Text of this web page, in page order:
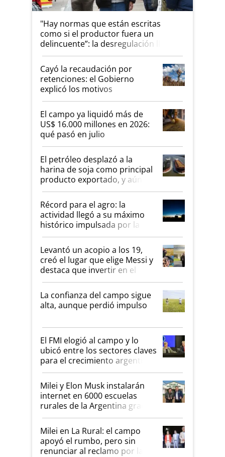
"Hay normas que están escritas
como si el productor fuera un
delincuente”: la desregulación llegó
al Congreso Aapresid y hasta se
habló del financiamiento al IPCVA
Cayó la recaudación por
retenciones: el Gobierno
explicó los motivos
El campo ya liquidó más de
US$ 16.000 millones en 2026:
qué pasó en julio
El petróleo desplazó a la
harina de soja como principal
producto exportado, y aún así
el agro aportó casi seis de
cada diez dólares y sostuvo el
liderazgo en un semestre
récord
Récord para el agro: la
actividad llegó a su máximo
histórico impulsada por la
cosecha y las exportaciones
Levantó un acopio a los 19,
creó el lugar que elige Messi y
destaca que invertir en el
kirchnerismo era como "darle
plata a un hijo para droga":
Juan Félix Rossetti, el libertario
que de una dura crisis salió
cambio de Milei
La confianza del campo sigue
alta, aunque perdió impulso
El FMI elogió al campo y lo
ubicó entre los sectores claves
para el crecimiento argentino
Milei y Elon Musk instalarán
internet en 6000 escuelas
rurales de la Argentina gracias
a un acuerdo con Starlink
Milei en La Rural: el campo
apoyó el rumbo, pero sin
renunciar al reclamo por las